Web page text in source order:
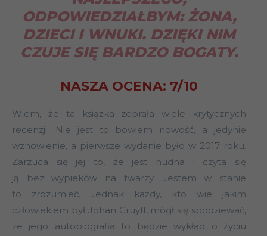
ODPOWIEDZIAŁBYM: ŻONA,
DZIECI I WNUKI. DZIĘKI NIM
CZUJE SIĘ BARDZO BOGATY.
NASZA OCENA: 7/10
Wiem, że ta książka zebrała wiele krytycznych
recenzji. Nie jest to bowiem nowość, a jedynie
wznowienie, a pierwsze wydanie było w 2017 roku.
Zarzuca się jej to, że jest nudna i czyta się
ją bez wypieków na twarzy. Jestem w stanie
to zrozumieć. Jednak każdy, kto wie jakim
człowiekiem był Johan Cruyff, mógł się spodziewać,
że jego autobiografia to będzie wykład o życiu